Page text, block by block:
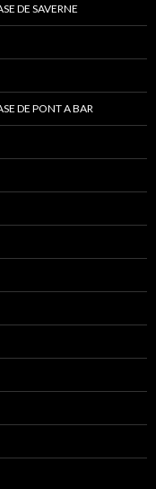
DE SAVERNE
DE PONT A BAR